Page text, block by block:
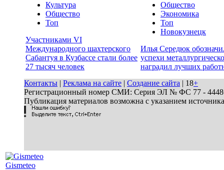
Культура
Общество
Топ
Участниками VI
Международного шахтерского
Сабантуя в Кузбассе стали более
27 тысяч человек
Общество
Экономика
Топ
Новокузнецк
Илья Середюк
успехи
наградил лучших
Контакты | Реклама на сайте | Создание сайта | 18+
Регистрационный номер СМИ: Серия ЭЛ № ФС 77 - 44486
Публикация материалов возможна с указанием
Gismeteo